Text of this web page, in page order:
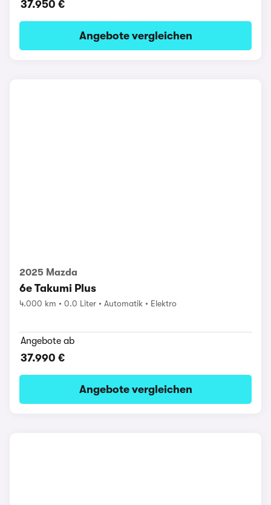
37.950 €
Angebote vergleichen
2025 Mazda
6e Takumi Plus
4.000 km 0.0 Liter Automatik Elektro
Angebote ab
37.990 €
Angebote vergleichen